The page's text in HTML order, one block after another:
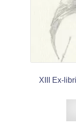
XIII Ex-